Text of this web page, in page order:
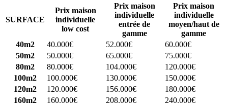
SURFACE
Prix maison
individuelle
low cost
Prix maison
individuelle
entrée de
gamme
Prix maison
individuelle
moyen/haut de
gamme
40m2
40.000€ 52.000€
60.000€
50m2
50.000€ 65.000€
75.000€
80m2
80.000€ 104.000€
120.000€
100m2
100.000€ 130.000€
150.000€
120m2
120.000€ 156.000€
180.000€
160m2
160.000€ 208.000€
240.000€